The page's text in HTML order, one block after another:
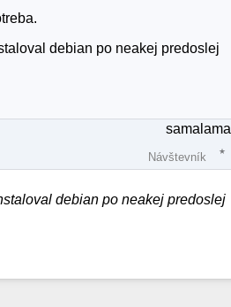
debian po neakej predoslej
samalama
Návštevník
debian po neakej predoslej